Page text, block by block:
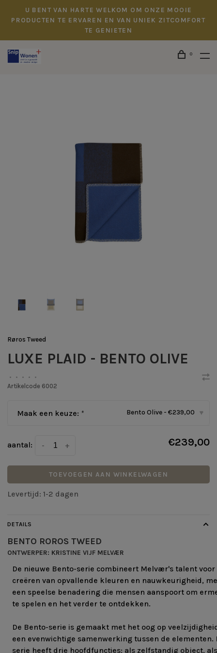
U BENT VAN HARTE WELKOM OM ONZE MOOIE
PRODUCTEN TE ERVAREN EN VAN UNIEK ZITCOMFORT
TE GENIETEN
0
Røros Tweed
LUXE PLAID - BENTO OLIVE
• • • •
•
Artikelcode 6002
Maak een keuze: * Bento Olive - €239,00 ▾
aantal: +
- €239,00
TOEVOEGEN AAN WINKELWAGEN
Levertijd: 1-2 dagen
DETAILS
BENTO ROROS TWEED
ONTWERPER: KRISTINE VIJF MELVÆR
De nieuwe Bento-serie combineert Melvær's talent voor
creëren van opvallende kleuren en nauwkeurigheid,
een speelse benadering die mensen aanspoort om
te spelen en het verder te ontdekken.
De Bento-serie is gemaakt met het oog op
een evenwichtige samenwerking tussen de elementen.
serie heeft drie hoofdfuncties: als zelfstandig object, als